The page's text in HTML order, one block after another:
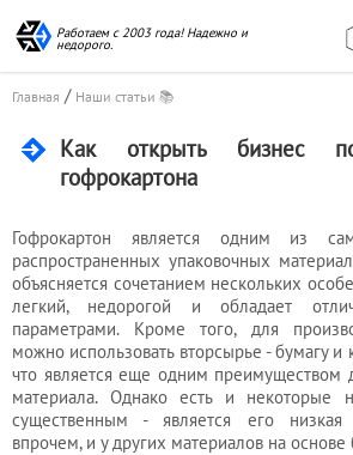
Работаем с 2003 года! Надежно и
недорого.
Главная / Наши статьи 📚
Как открыть бизнес по
гофрокартона
Гофрокартон является одним из
распространенных упаковочных
объясняется сочетанием нескольких
легкий, недорогой и обладает
параметрами. Кроме того, для
можно использовать вторсырье - бумагу и
что является еще одним преимуществом
материала. Однако есть и некоторые
существенным - является его низкая
впрочем, и у других материалов на основе
Отзывы
клиентов
Контакты
Вакансии
КВЭД в
деталях
Наши
консультации
Калькулятор
Миграционные
услуги